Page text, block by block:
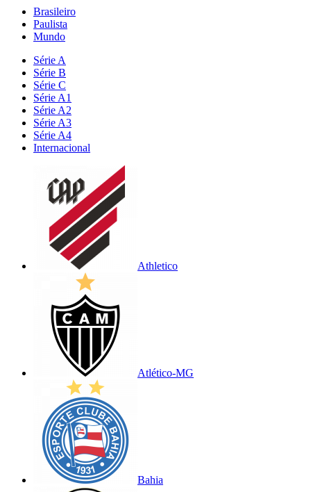
Brasileiro
Paulista
Mundo
Série A
Série B
Série C
Série A1
Série A2
Série A3
Série A4
Internacional
Athletico
Atlético-MG
Bahia